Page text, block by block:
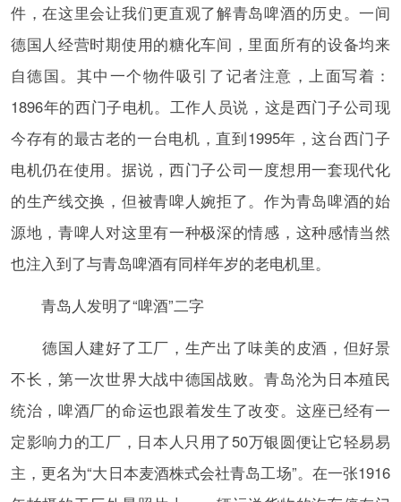
件，在这里会让我们更直观了解青岛啤酒的历史。一间
德国人经营时期使用的糖化车间，里面所有的设备均来
自德国。其中一个物件吸引了记者注意，上面写着：
1896年的西门子电机。工作人员说，这是西门子公司现
今存有的最古老的一台电机，直到1995年，这台西门子
电机仍在使用。据说，西门子公司一度想用一套现代化
的生产线交换，但被青啤人婉拒了。作为青岛啤酒的始
源地，青啤人对这里有一种极深的情感，这种感情当然
也注入到了与青岛啤酒有同样年岁的老电机里。
青岛人发明了“啤酒”二字
德国人建好了工厂，生产出了味美的皮酒，但好景
不长，第一次世界大战中德国战败。青岛沦为日本殖民
统治，啤酒厂的命运也跟着发生了改变。这座已经有一
定影响力的工厂，日本人只用了50万银圆便让它轻易易
主，更名为“大日本麦酒株式会社青岛工场”。在一张1916